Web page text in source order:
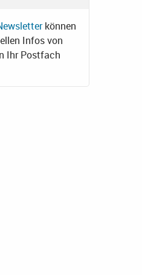
können
Infos von
Ihr Postfach